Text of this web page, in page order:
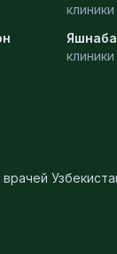
клиники
клиники